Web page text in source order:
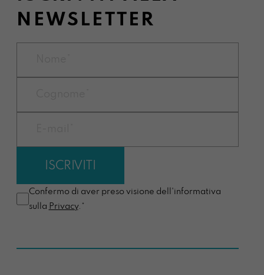
NEWSLETTER
Confermo di aver preso visione dell'informativa
sulla Privacy.*